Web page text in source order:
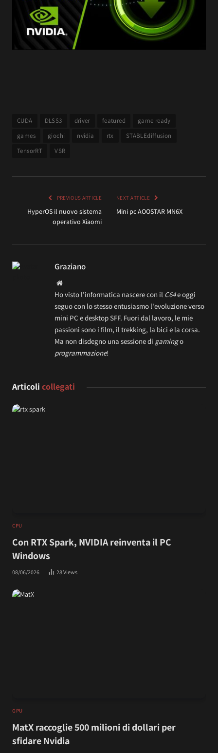
CUDA DLSS3 driver featured
game ready
games
giochi nvidia rtx
STABLEdiffusion
TensorRT
VSR
PREVIOUS ARTICLE
HyperOS il nuovo sistema
operativo Xiaomi
NEXT ARTICLE
Mini pc AOOSTAR MN6X
Graziano
Website
Ho visto l'informatica nascere con il C64e oggi
seguo con lo stesso entusiasmo l'evoluzione verso
mini PC e desktop SFF. Fuori dal lavoro, le mie
passioni sono i film, il trekking, la bici e la corsa.
Ma non disdegno una sessione di gamingo
programmazione!
Articoli collegati
CPU
Con RTX Spark, NVIDIA reinventa il PC
Windows
08/06/2026 28Views
GPU
MatX raccoglie 500 milioni di dollari per
sfidare Nvidia